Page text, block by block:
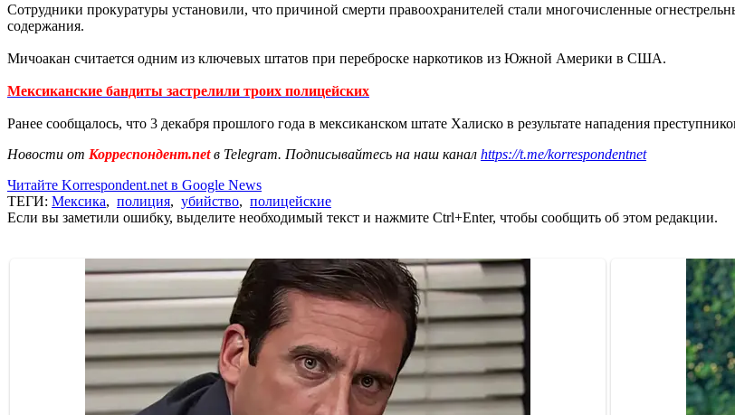
Сотрудники прокуратуры установили, что причиной смерти правоохранителей стали многочисленные
содержания.
Мичоакан считается одним из ключевых штатов при переброске наркотиков из Южной Америки в США.
Мексиканские бандиты застрелили троих полицейских
Ранее сообщалось, что 3 декабря прошлого года в мексиканском штате Халиско в результате нападения
Новости от Корреспондент.netв Telegram. Подписывайтесь на наш канал https://t.me/korrespondentnet
Читайте Korrespondent.net в Google News
ТЕГИ: Мексика, полиция, убийство, полицейские
Если вы заметили ошибку, выделите необходимый текст и нажмите Ctrl+Enter, чтобы сообщить об этом редакции.